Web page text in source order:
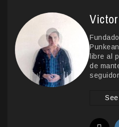
libre al
de